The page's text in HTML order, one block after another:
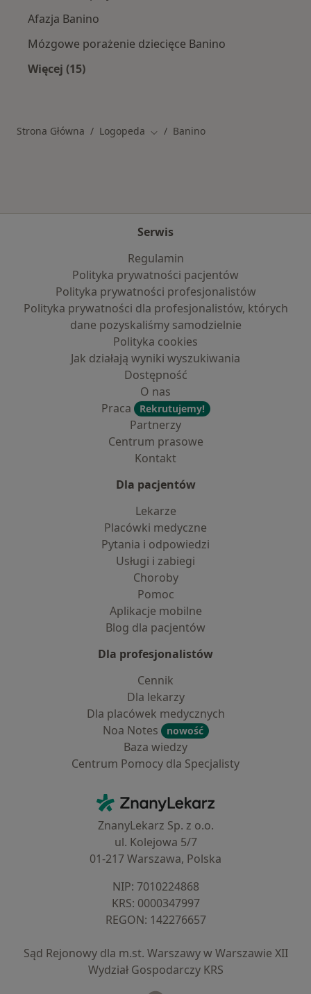
Afazja Banino
Mózgowe porażenie dziecięce Banino
Więcej (15)
Strona Główna Logopeda Zmień miasto
Banino
Serwis
Regulamin
Polityka prywatności pacjentów
Polityka prywatności profesjonalistów
Polityka prywatności dla profesjonalistów, których
dane pozyskaliśmy samodzielnie
Polityka cookies
Jak działają wyniki wyszukiwania
Dostępność
O nas
Praca
Rekrutujemy!
Partnerzy
Centrum prasowe
Kontakt
Dla pacjentów
Lekarze
Placówki medyczne
Pytania i odpowiedzi
Usługi i zabiegi
Choroby
Pomoc
Aplikacje mobilne
Blog dla pacjentów
Dla profesjonalistów
Cennik
Dla lekarzy
Dla placówek medycznych
Noa Notes
nowość
Baza wiedzy
Centrum Pomocy dla Specjalisty
ZnanyLekarz - Strona główna
ZnanyLekarz Sp. z o.o.
ul. Kolejowa 5/7
01-217 Warszawa, Polska
NIP: ⁠7010224868
KRS: ⁠0000347997
REGON: ⁠142276657
Sąd Rejonowy dla m.st. Warszawy w Warszawie XII
Wydział Gospodarczy KRS